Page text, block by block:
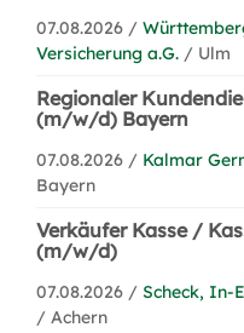
07.08.2026 /
Versicherung a.G. / Ulm
Regionaler
(m/w/d) Bayern
07.08.2026 / Kalmar
Bayern
Verkäufer Kasse /
(m/w/d)
07.08.2026 / Scheck, In-
/ Achern